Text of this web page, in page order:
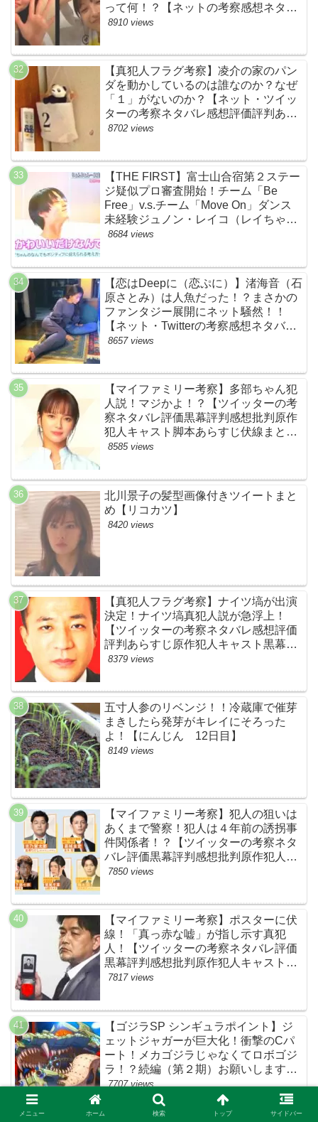
って何！？【ネットの考察感想ネタバ
レまとめ【第９話】
8910 views
【真犯人フラグ考察】凌介の家のパン
ダを動かしているのは誰なのか？なぜ
「１」がないのか？【ネット・ツイッ
ターの考察ネタバレ感想評価評判あら
すじ原作犯人キャスト黒幕伏線まと
8702 views
【THE FIRST】富士山合宿第２ステー
ジ疑似プロ審査開始！チーム「Be
Free」v.s.チーム「Move On」ダンス
未経験ジュノン・レイコ（レイちゃ
ん）頑張れ！ルイルイかわいすぎる
BE:FIRST・ビーファースト】
8684 views
【恋はDeepに（恋ぷに）】渚海音（石
原さとみ）は人魚だった！？まさかの
ファンタジー展開にネット騒然！！
【ネット・Twitterの考察感想ネタバレ
評価評判あらすじまとめ】
8657 views
【マイファミリー考察】多部ちゃん犯
人説！マジかよ！？【ツイッターの考
察ネタバレ評価黒幕評判感想批判原作
犯人キャスト脚本あらすじ伏線まと
め・多部未華子】
8585 views
北川景子の髪型画像付きツイートまと
め【リコカツ】
8420 views
【真犯人フラグ考察】ナイツ塙が出演
決定！ナイツ塙真犯人説が急浮上！
【ツイッターの考察ネタバレ感想評価
評判あらすじ原作犯人キャスト黒幕伏
線まとめ】
8379 views
五寸人参のリベンジ！！冷蔵庫で催芽
まきしたら発芽がキレイにそろった
よ！【にんじん 12日目】
8149 views
【マイファミリー考察】犯人の狙いは
あくまで警察！犯人は４年前の誘拐事
件関係者！？【ツイッターの考察ネタ
バレ評価黒幕評判感想批判原作犯人キ
ャスト脚本あらすじ伏線まとめ】
7850 views
【マイファミリー考察】ポスターに伏
線！「真っ赤な嘘」が指し示す真犯
人！【ツイッターの考察ネタバレ評価
黒幕評判感想批判原作犯人キャスト脚
本あらすじ伏線まとめ・吉乃栄太郎】
7817 views
【ゴジラSP シンギュラポイント】ジ
ェットジャガーが巨大化！衝撃のCパ
ート！メカゴジラじゃなくてロボゴジ
ラ！？続編（第２期）お願いします！
【ネットの考察ネタバレ感想まとめ・
7707 views
メニュー ホーム 検索 トップ サイドバー